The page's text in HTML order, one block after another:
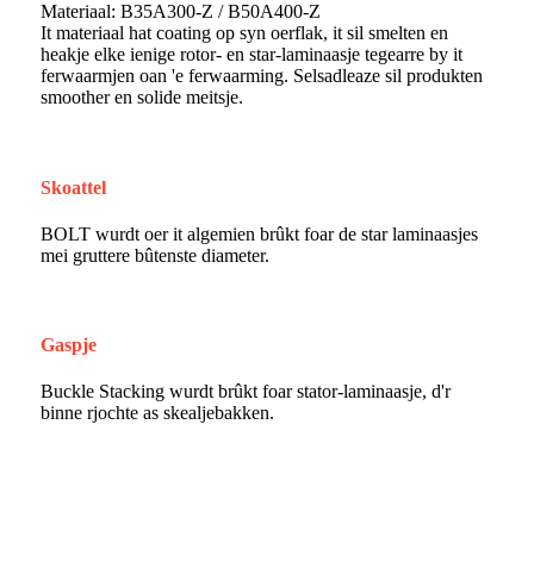
Materiaal: B35A300-Z / B50A400-Z
It materiaal hat coating op syn oerflak, it sil smelten en
heakje elke ienige rotor- en star-laminaasje tegearre by it
ferwaarmjen oan 'e ferwaarming. Selsadleaze sil produkten
smoother en solide meitsje.
Skoattel
BOLT wurdt oer it algemien brûkt foar de star laminaasjes
mei gruttere bûtenste diameter.
Gaspje
Buckle Stacking wurdt brûkt foar stator-laminaasje, d'r
binne rjochte as skealjebakken.